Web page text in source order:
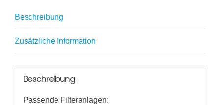
und
BE
WA3
Beschreibung
Zusätzliche Information
Beschreibung
Passende Filteranlagen: